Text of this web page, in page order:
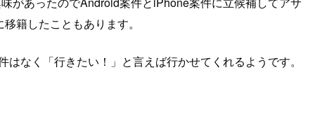
籍したこともあります。
なく「行きたい！」と言えば行かせてくれるようです。